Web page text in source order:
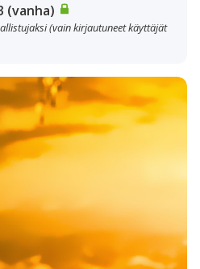
(vanha)
(vain kirjautuneet käyttäjät